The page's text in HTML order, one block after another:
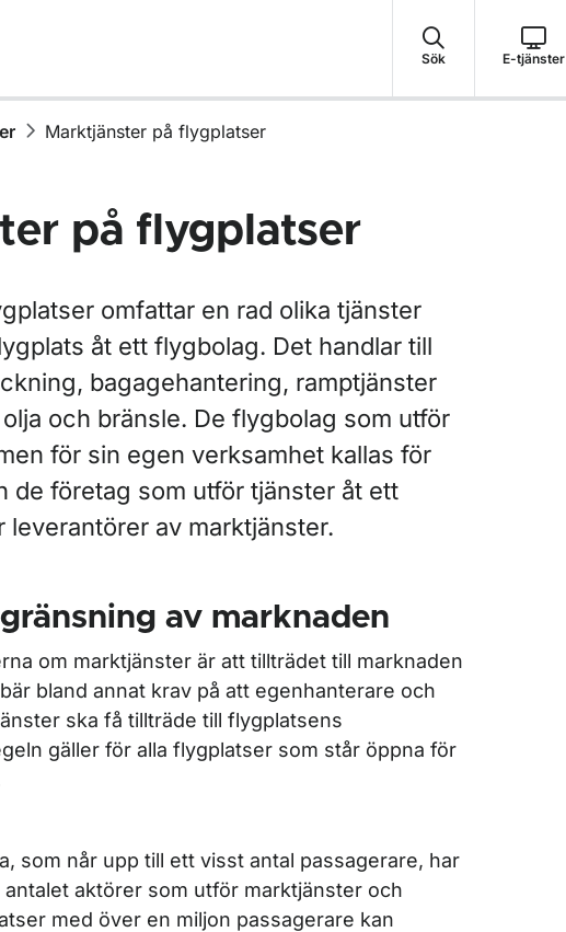
Sök E-tjänster
Marktjänster på flygplatser
på flygplatser
omfattar en rad olika tjänster
åt ett flygbolag. Det handlar till
bagagehantering, ramptjänster
och bränsle. De flygbolag som utför
för sin egen verksamhet kallas för
de företag som utför tjänster åt ett
leverantörer av marktjänster.
av marknaden
om marktjänster är att tillträdet till marknaden
bland annat krav på att egenhanterare och
ska få tillträde till flygplatsens
gäller för alla flygplatser som står öppna för
som når upp till ett visst antal passagerare, har
aktörer som utför marktjänster och
med över en miljon passagerare kan